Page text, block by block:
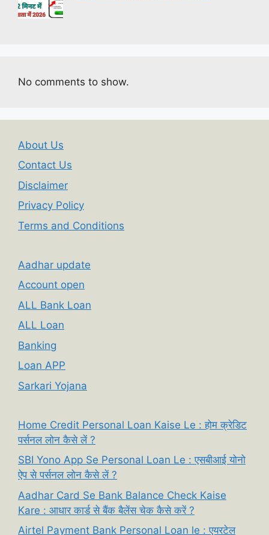
No comments to show.
About Us
Contact Us
Disclaimer
Privacy Policy
Terms and Conditions
Aadhar update
Account open
ALL Bank Loan
ALL Loan
Banking
Loan APP
Sarkari Yojana
Home Credit Personal Loan Kaise Le : होम क्रेडिट
पर्सनल लोन कैसे लें ?
SBI Yono App Se Personal Loan Le : एसबीआई योनो
ऐप से पर्सनल लोन कैसे लें ?
Aadhar Card Se Bank Balance Check Kaise
Kare : आधार कार्ड से बैंक बैलेंस चेक कैसे करें ?
Airtel Payment Bank Personal Loan le : एयरटेल